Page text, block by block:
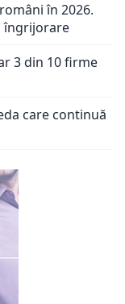
în 2026.
îngrijorare
3 din 10 firme
care continuă